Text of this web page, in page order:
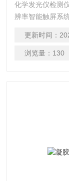
化学发光仪检测
辨率智能触屏系
更新时间：
浏览量： 130